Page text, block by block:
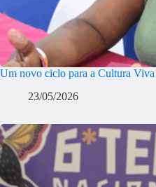
Um novo ciclo para a Cultura Viva
23/05/2026